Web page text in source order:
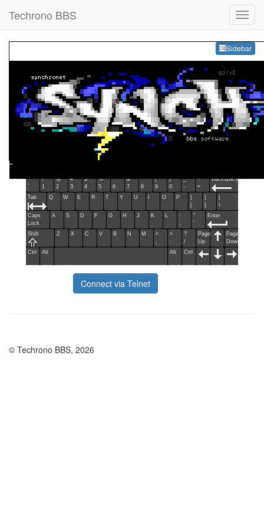
Techrono BBS
Sidebar
~
`
!
1
@
2
#
3
$
4
%
5
^
6
&
7
*
8
(
9
)
0
_
-
+
=
Backspace
Tab Q W E R T Y U O P
{
[
}
]
\
Caps
Lock
A S D F G H J K L
:
;
"
'
Enter
Shift Z X C V B N M
<
,
>
.
?
/
Page
Up
Page
Down
Ctrl
Alt Alt Ctrl
Connect via Telnet
© Techrono BBS, 2026